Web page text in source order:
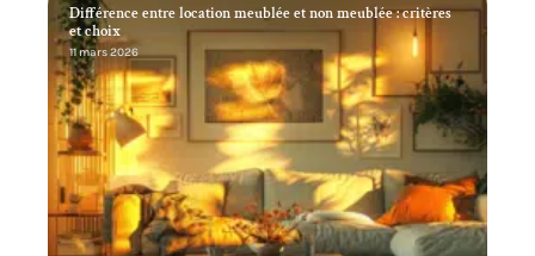
Différence entre location meublée et non meublée : critères
et choix
11 mars 2026